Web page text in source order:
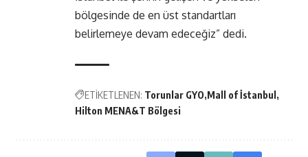
bölgesinde de en üst standartları
belirlemeye devam edeceğiz” dedi.
ETİKETLENEN: Torunlar GYO Mall of İstanbul
Hilton MENA&T Bölgesi